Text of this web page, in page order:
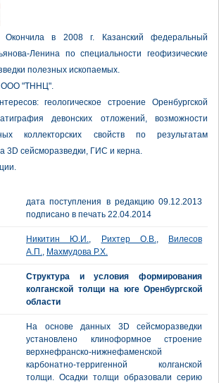
Окончила в 2008 г. Казанский федеральный
Ленина по специальности геофизические
полезных ископаемых.
ООО "ТННЦ".
геологическое строение Оренбургской
девонских отложений, возможности
коллекторских свойств по результатам
3D сейсморазведки, ГИС и керна.
дата поступления в редакцию 09.12.2013
подписано в печать 22.04.2014
Никитин Ю.И., Рихтер О.В.,
Вилесов
А.П., Махмудова Р.Х.
Структура и условия формирования
колганской толщи на юге Оренбургской
области
На основе данных 3D сейсморазведки
установлено клиноформное строение
верхнефранско-нижнефаменской
карбонатно-терригенной колганской
толщи. Осадки толщи образовали серию